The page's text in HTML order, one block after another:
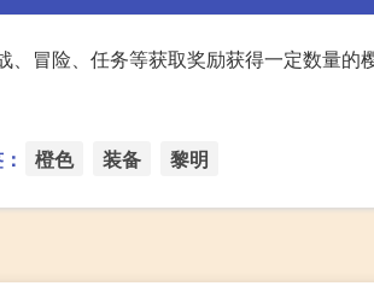
冒险、任务等获取奖励获得一定数量的
橙色 装备 黎明